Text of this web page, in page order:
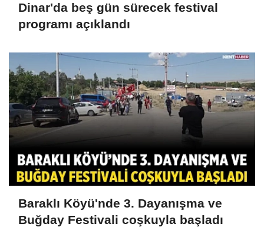
Dinar'da beş gün sürecek festival
programı açıklandı
Baraklı Köyü'nde 3. Dayanışma ve
Buğday Festivali coşkuyla başladı